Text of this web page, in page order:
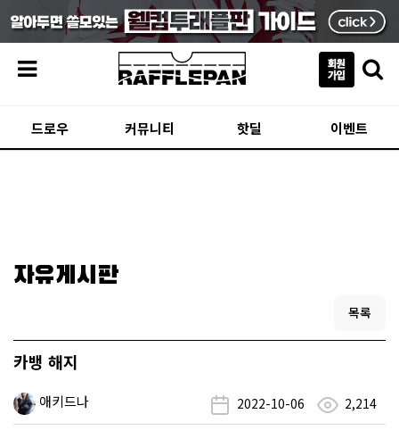
드로우 커뮤니티 핫딜 이벤트
자유게시판
목록
카뱅 해지
애키드나 2022-10-06 2,214